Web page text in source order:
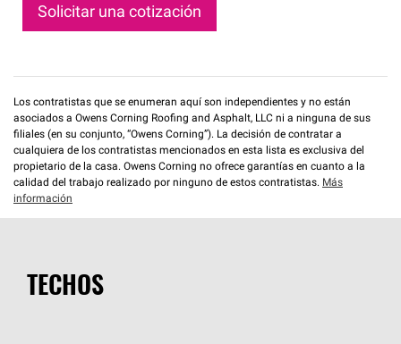
Solicitar una cotización
Los contratistas que se enumeran aquí son independientes y no están
asociados a Owens Corning Roofing and Asphalt, LLC ni a ninguna de sus
filiales (en su conjunto, “Owens Corning”). La decisión de contratar a
cualquiera de los contratistas mencionados en esta lista es exclusiva del
propietario de la casa. Owens Corning no ofrece garantías en cuanto a la
calidad del trabajo realizado por ninguno de estos contratistas. Más
información
TECHOS